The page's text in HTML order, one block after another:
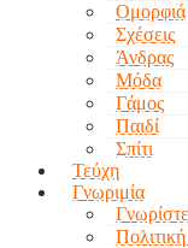
Ομορφιά
Σχέσεις
Άνδρας
Μόδα
Γάμος
Παιδί
Σπίτι
Τεύχη
Γνωριμία